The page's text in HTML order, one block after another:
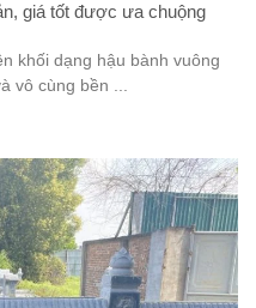
giá tốt được ưa chuộng
khối dạng hậu bành vuông
vô cùng bền ...